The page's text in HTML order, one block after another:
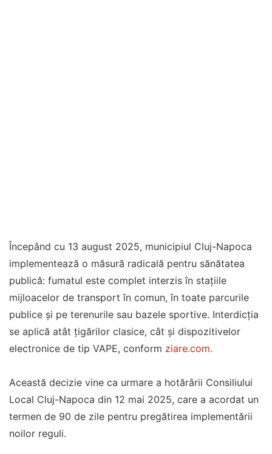
Începând cu 13 august 2025, municipiul Cluj-Napoca
implementează o măsură radicală pentru sănătatea
publică: fumatul este complet interzis în stațiile
mijloacelor de transport în comun, în toate parcurile
publice și pe terenurile sau bazele sportive. Interdicția
se aplică atât țigărilor clasice, cât și dispozitivelor
electronice de tip VAPE, conform ziare.com.
Această decizie vine ca urmare a hotărârii Consiliului
Local Cluj-Napoca din 12 mai 2025, care a acordat un
termen de 90 de zile pentru pregătirea implementării
noilor reguli.